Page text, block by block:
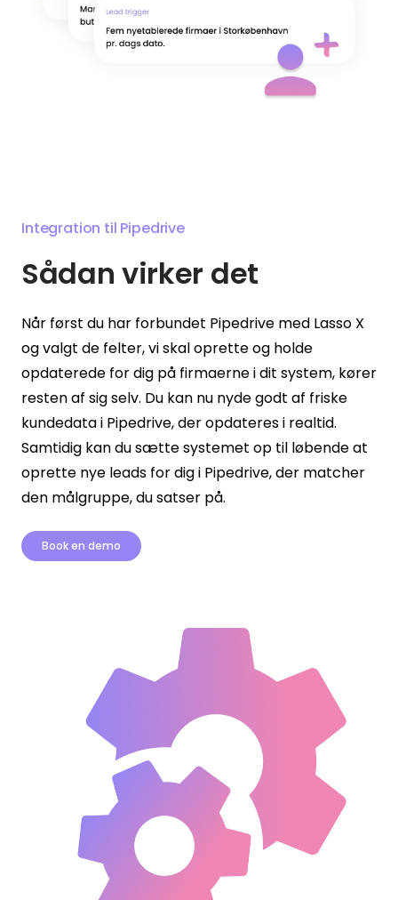
Integration til Pipedrive
Sådan virker det
Når først du har forbundet Pipedrive med Lasso X
og valgt de felter, vi skal oprette og holde
opdaterede for dig på firmaerne i dit system, kører
resten af sig selv. Du kan nu nyde godt af friske
kundedata i Pipedrive, der opdateres i realtid.
Samtidig kan du sætte systemet op til løbende at
oprette nye leads for dig i Pipedrive, der matcher
den målgruppe, du satser på.
Book en demo